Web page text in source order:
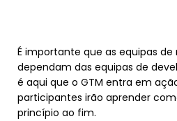
É importante que as equipas
dependam das equipas de
é aqui que o GTM entra em
participantes irão aprender
princípio ao fim.